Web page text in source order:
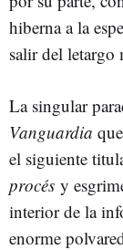
hiberna a la
salir del letargo
La singular
Vanguardia
el siguiente
procés y
interior de la
enorme